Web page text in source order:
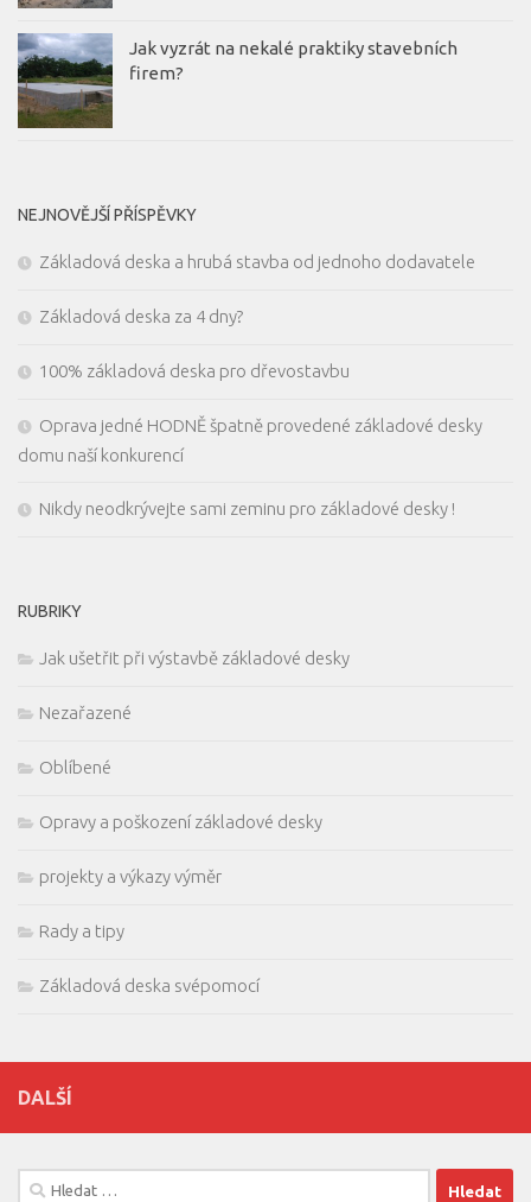
Jak vyzrát na nekalé praktiky stavebních
firem?
NEJNOVĚJŠÍ PŘÍSPĚVKY
Základová deska a hrubá stavba od jednoho dodavatele
Základová deska za 4 dny?
100% základová deska pro dřevostavbu
Oprava jedné HODNĚ špatně provedené základové desky
domu naší konkurencí
Nikdy neodkrývejte sami zeminu pro základové desky !
RUBRIKY
Jak ušetřit při výstavbě základové desky
Nezařazené
Oblíbené
Opravy a poškození základové desky
projekty a výkazy výměr
Rady a tipy
Základová deska svépomocí
DALŠÍ
Vyhledávání